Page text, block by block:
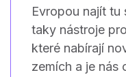
Evropou najít tu
taky nástroje
které nabírají
zemích a je nás